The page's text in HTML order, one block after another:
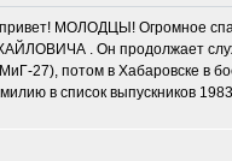
МОЛОДЦЫ! Огромное
. Он продолжает
27), потом в Хабаровске в
в список выпускников